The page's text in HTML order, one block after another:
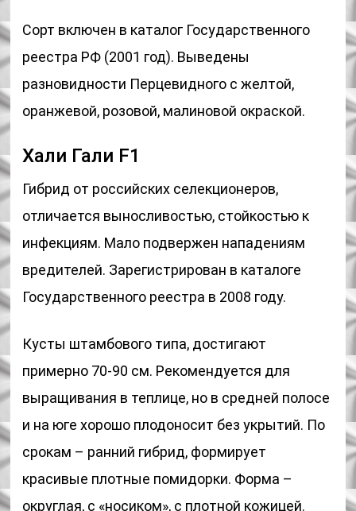
Сорт включен в каталог Государственного
реестра РФ (2001 год). Выведены
разновидности Перцевидного с желтой,
оранжевой, розовой, малиновой окраской.
Хали Гали F1
Гибрид от российских селекционеров,
отличается выносливостью, стойкостью к
инфекциям. Мало подвержен нападениям
вредителей. Зарегистрирован в каталоге
Государственного реестра в 2008 году.
Кусты штамбового типа, достигают
примерно 70-90 см. Рекомендуется для
выращивания в теплице, но в средней полосе
и на юге хорошо плодоносит без укрытий. По
срокам – ранний гибрид, формирует
красивые плотные помидорки. Форма –
округлая, с «носиком», с плотной кожицей.